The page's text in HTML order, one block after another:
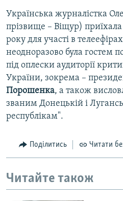
Українська журналістка
прізвище – Віщур) приїхала
року для участі в
неодноразово була гостем
під оплески аудиторії
України, зокрема –
Порошенка, а також
званим Донецькій і
республікам".
Поділитись Читати
Читайте також